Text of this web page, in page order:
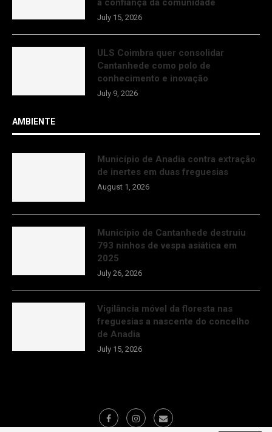
à confiança da comunidade
July 15, 2026
ULS Coimbra quer consolidar
Cantanhede como polo de
conhecimento e inovação
July 9, 2026
AMBIENTE
Município de Anadia contra extração
de inertes em duas freguesias
August 1, 2026
Município de Cantanhede destruiu
793 ninhos de vespa asiática em
2025
July 26, 2026
Vigilância móvel da floresta nas
freguesias a nascente do concelho
de Anadia
July 15, 2026